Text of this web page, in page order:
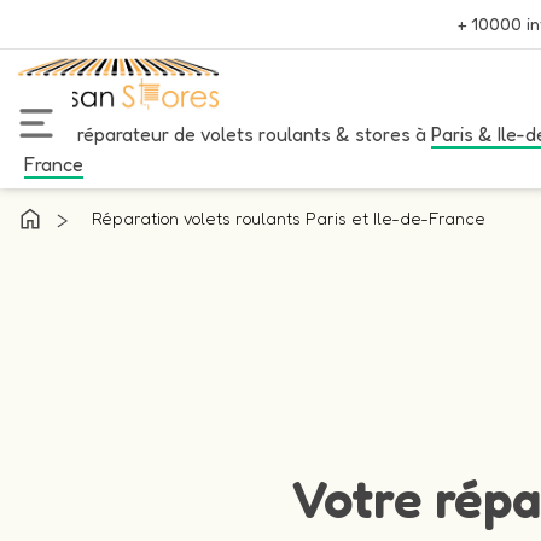
+ 10000
Votre réparateur de volets roulants & stores à Paris & Ile-
France
> Réparation volets roulants Paris et Ile-de-France
Votre